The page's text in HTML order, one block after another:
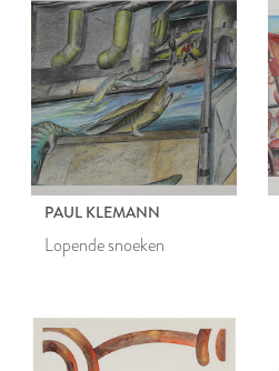
PAUL KLEMANN
Lopende snoeken